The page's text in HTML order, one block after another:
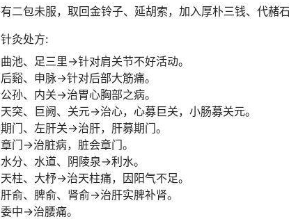
有二包未服，取回金铃子、延胡索，加入厚朴三钱、代赭石
针灸处方:
曲池、足三里→针对肩关节不好活动。
后谿、申脉→针对后部大筋痛。
公孙、内关→治胃心胸部之病。
天突、巨阙、关元→治心，心募巨关，小肠募关元。
期门、左肝关→治肝，肝募期门。
章门→治脏病，脏会章门。
水分、水道、阴陵泉→利水。
天柱、大杼→治天柱痛，因阳气不足。
肝俞、脾俞、肾俞→治肝实脾补肾。
委中→治腰痛。